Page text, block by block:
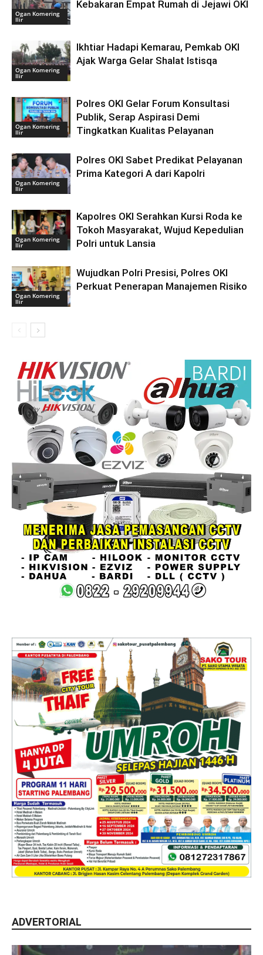
Ogan Komering
Ilir
Kebakaran Empat Rumah di Jejawi OKI
Ogan Komering
Ilir
Ikhtiar Hadapi Kemarau, Pemkab OKI
Ajak Warga Gelar Shalat Istisqa
Ogan Komering
Ilir
Polres OKI Gelar Forum Konsultasi
Publik, Serap Aspirasi Demi
Tingkatkan Kualitas Pelayanan
Ogan Komering
Ilir
Polres OKI Sabet Predikat Pelayanan
Prima Kategori A dari Kapolri
Ogan Komering
Ilir
Kapolres OKI Serahkan Kursi Roda ke
Tokoh Masyarakat, Wujud Kepedulian
Polri untuk Lansia
Ogan Komering
Ilir
Wujudkan Polri Presisi, Polres OKI
Perkuat Penerapan Manajemen Risiko
ADVERTORIAL